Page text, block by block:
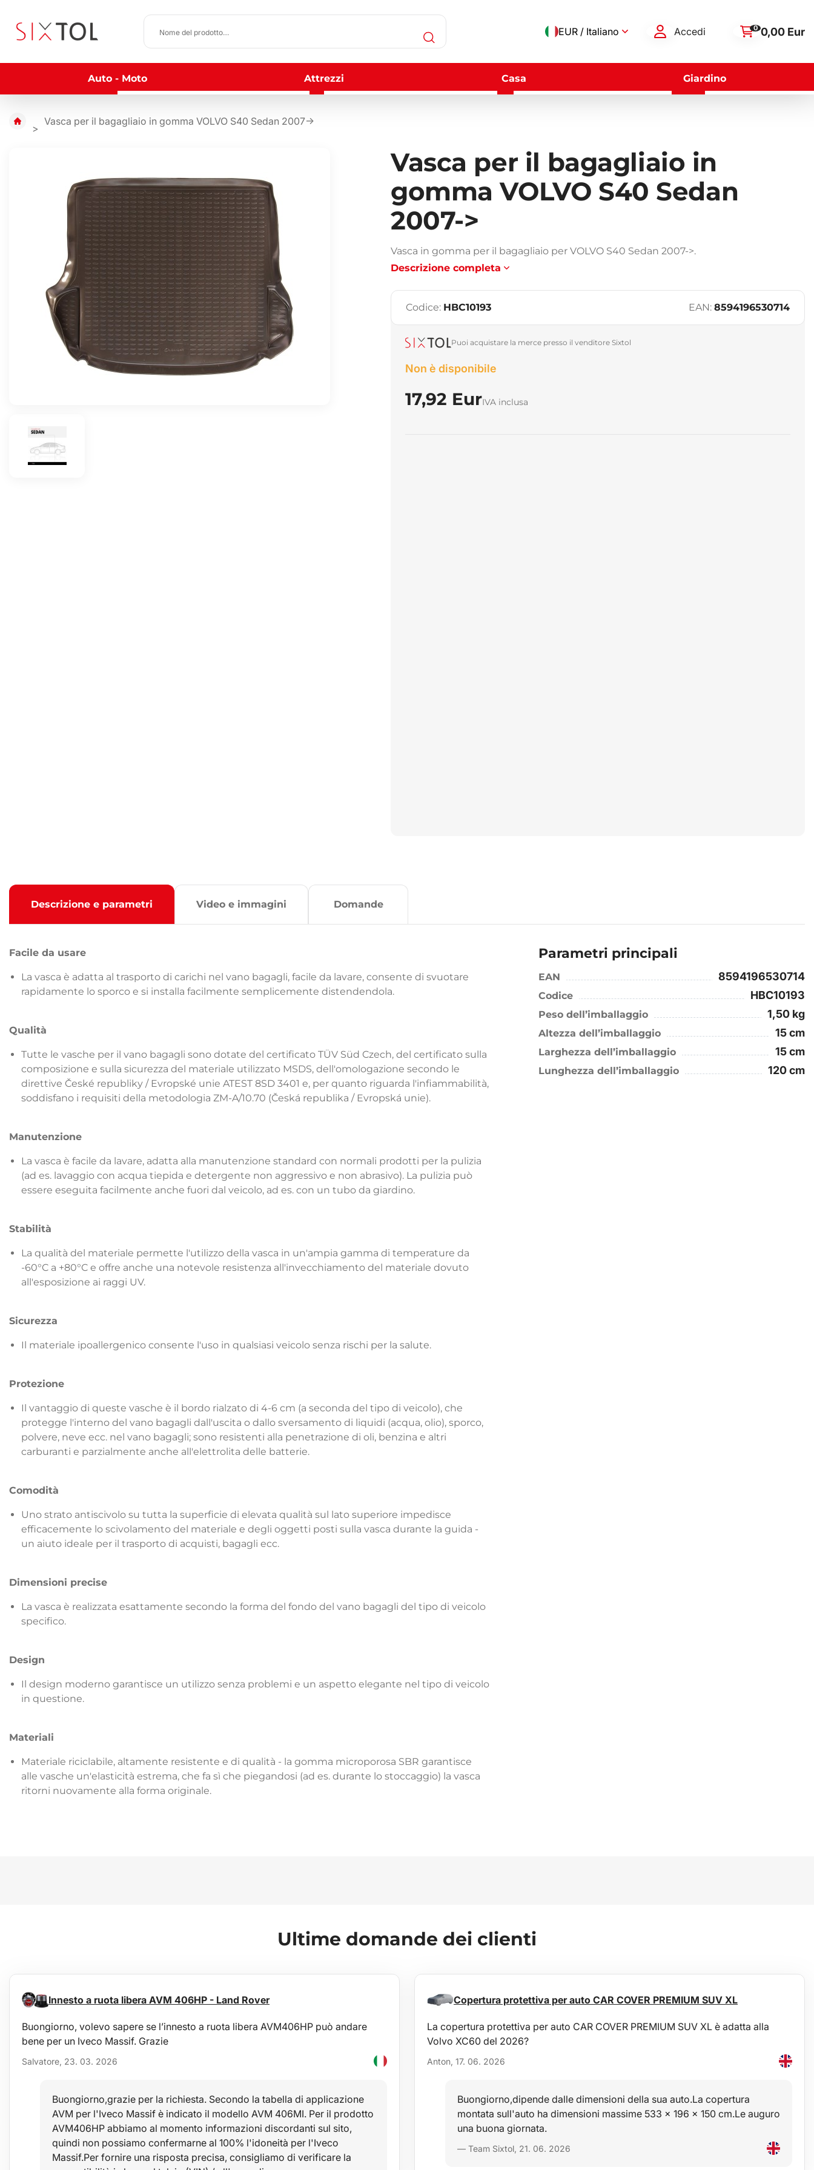
EUR / Italiano Accedi 0 0,00 Eur
Auto - Moto Attrezzi Casa Giardino
Vasca per il bagagliaio in gomma VOLVO S40 Sedan 2007->
Vasca per il bagagliaio in
gomma VOLVO S40 Sedan
2007->
Vasca in gomma per il bagagliaio per VOLVO S40 Sedan 2007->.
Descrizione completa
Codice: HBC10193 EAN: 8594196530714
Puoi acquistare la merce presso il venditore Sixtol
Non è disponibile
17,92 EurIVA inclusa
Descrizione e parametri Video e immagini Domande
Facile da usare
La vasca è adatta al trasporto di carichi nel vano bagagli, facile da lavare, consente di svuotare
rapidamente lo sporco e si installa facilmente semplicemente distendendola.
Qualità
Tutte le vasche per il vano bagagli sono dotate del certificato TÜV Süd Czech, del certificato sulla
composizione e sulla sicurezza del materiale utilizzato MSDS, dell'omologazione secondo le
direttive České republiky / Evropské unie ATEST 8SD 3401 e, per quanto riguarda l'infiammabilità,
soddisfano i requisiti della metodologia ZM-A/10.70 (Česká republika / Evropská unie).
Manutenzione
La vasca è facile da lavare, adatta alla manutenzione standard con normali prodotti per la pulizia
(ad es. lavaggio con acqua tiepida e detergente non aggressivo e non abrasivo). La pulizia può
essere eseguita facilmente anche fuori dal veicolo, ad es. con un tubo da giardino.
Stabilità
La qualità del materiale permette l'utilizzo della vasca in un'ampia gamma di temperature da
-60°C a +80°C e offre anche una notevole resistenza all'invecchiamento del materiale dovuto
all'esposizione ai raggi UV.
Sicurezza
Il materiale ipoallergenico consente l'uso in qualsiasi veicolo senza rischi per la salute.
Protezione
Il vantaggio di queste vasche è il bordo rialzato di 4-6 cm (a seconda del tipo di veicolo), che
protegge l'interno del vano bagagli dall'uscita o dallo sversamento di liquidi (acqua, olio), sporco,
polvere, neve ecc. nel vano bagagli; sono resistenti alla penetrazione di oli, benzina e altri
carburanti e parzialmente anche all'elettrolita delle batterie.
Comodità
Uno strato antiscivolo su tutta la superficie di elevata qualità sul lato superiore impedisce
efficacemente lo scivolamento del materiale e degli oggetti posti sulla vasca durante la guida -
un aiuto ideale per il trasporto di acquisti, bagagli ecc.
Dimensioni precise
La vasca è realizzata esattamente secondo la forma del fondo del vano bagagli del tipo di veicolo
specifico.
Design
Il design moderno garantisce un utilizzo senza problemi e un aspetto elegante nel tipo di veicolo
in questione.
Materiali
Materiale riciclabile, altamente resistente e di qualità - la gomma microporosa SBR garantisce
alle vasche un'elasticità estrema, che fa sì che piegandosi (ad es. durante lo stoccaggio) la vasca
ritorni nuovamente alla forma originale.
Parametri principali
EAN 8594196530714
Codice HBC10193
Peso dell’imballaggio 1,50 kg
Altezza dell’imballaggio 15 cm
Larghezza dell’imballaggio 15 cm
Lunghezza dell’imballaggio 120 cm
Ultime domande dei clienti
Innesto a ruota libera AVM 406HP - Land Rover
Buongiorno, volevo sapere se l’innesto a ruota libera AVM406HP può andare
bene per un Iveco Massif. Grazie
Salvatore, 23. 03. 2026
Buongiorno,grazie per la richiesta. Secondo la tabella di applicazione
AVM per l'Iveco Massif è indicato il modello AVM 406MI. Per il prodotto
AVM406HP abbiamo al momento informazioni discordanti sul sito,
quindi non possiamo confermarne al 100% l'idoneità per l'Iveco
Massif.Per fornire una risposta precisa, consigliamo di verificare la
Copertura protettiva per auto CAR COVER PREMIUM SUV XL
La copertura protettiva per auto CAR COVER PREMIUM SUV XL è adatta alla
Volvo XC60 del 2026?
Anton, 17. 06. 2026
Buongiorno,dipende dalle dimensioni della sua auto.La copertura
montata sull'auto ha dimensioni massime 533 x 196 x 150 cm.Le auguro
una buona giornata.
— Team Sixtol, 21. 06. 2026